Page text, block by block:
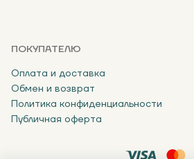
ПОКУПАТЕЛЮ
Оплата и доставка
Обмен и возврат
Политика конфиденциальности
Публичная оферта